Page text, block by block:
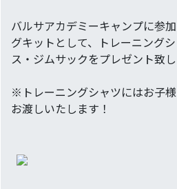
バルサアカデミーキャンプに参
グキットとして、
トレーニング
ス・ジムサックをプレゼント致し
※トレーニングシャツにはお子
お渡しいたします！